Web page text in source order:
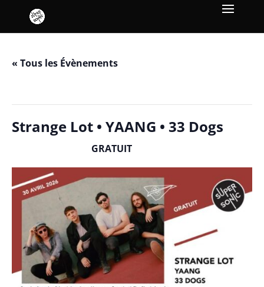
« Tous les Évènements
Strange Lot • YAANG • 33 Dogs
GRATUIT